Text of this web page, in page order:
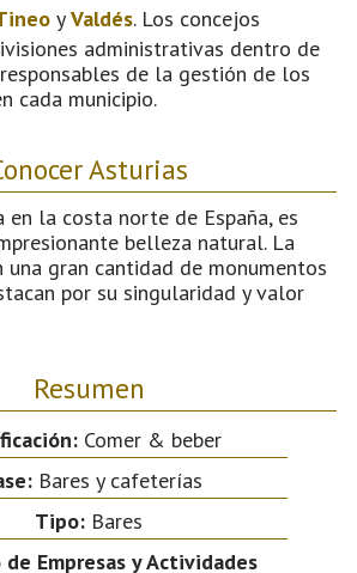
yValdés. Los concejos
administrativas dentro de
de la gestión de los
cada municipio.
Asturias
en la costa norte de España, es
belleza natural. La
una gran cantidad de monumentos
por su singularidad y valor
Resumen
Comer & beber
Bares y cafeterías
Tipo: Bares
Empresas y Actividades